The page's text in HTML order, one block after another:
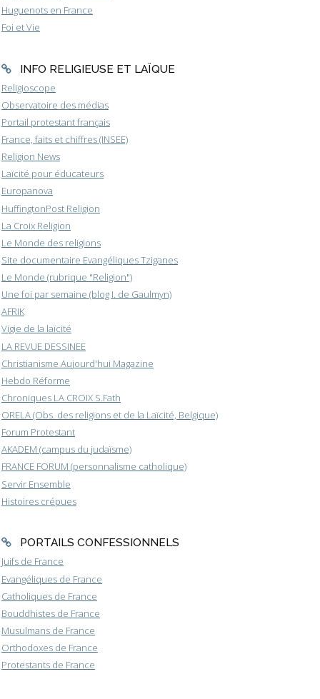
Huguenots en France
Foi et Vie
INFO RELIGIEUSE ET LAÏQUE
Religioscope
Observatoire des médias
Portail protestant français
France, faits et chiffres (INSEE)
Religion News
Laïcité pour éducateurs
Europanova
HuffingtonPost Religion
La Croix Religion
Le Monde des religions
Site documentaire Evangéliques Tziganes
Le Monde (rubrique "Religion")
Une foi par semaine (blog I. de Gaulmyn)
AFRIK
Vigie de la laïcité
LA REVUE DESSINEE
Christianisme Aujourd'hui Magazine
Hebdo Réforme
Chroniques LA CROIX S.Fath
ORELA (Obs. des religions et de la Laïcité, Belgique)
Forum Protestant
AKADEM (campus du judaïsme)
FRANCE FORUM (personnalisme catholique)
Servir Ensemble
Histoires crépues
PORTAILS CONFESSIONNELS
Juifs de France
Evangéliques de France
Catholiques de France
Bouddhistes de France
Musulmans de France
Orthodoxes de France
Protestants de France